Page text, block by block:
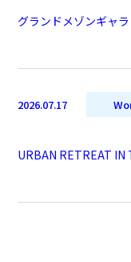
グランドメゾンギャ
2026.07.17
URBAN RETREAT IN